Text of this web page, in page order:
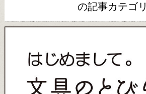
の記事カテゴリ